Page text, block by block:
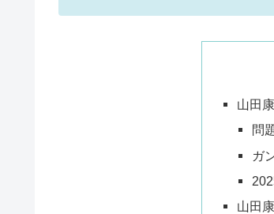
山田
問
ガ
山田